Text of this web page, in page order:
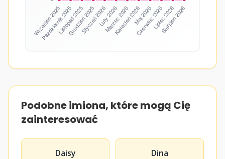
Podobne imiona, które mogą Cię
zainteresować
Daisy Dina